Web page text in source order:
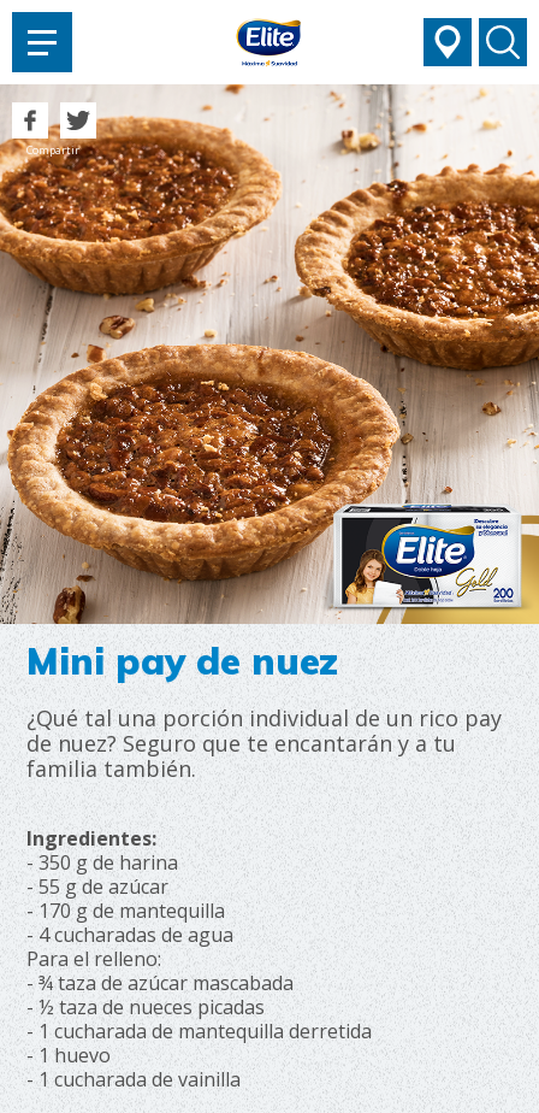
Mini pay de nuez
¿Qué tal una porción individual de un rico pay
de nuez? Seguro que te encantarán y a tu
familia también.
Compartir
Ingredientes:
- 350 g de harina
- 55 g de azúcar
- 170 g de mantequilla
- 4 cucharadas de agua
Para el relleno:
- ¾ taza de azúcar mascabada
- ½ taza de nueces picadas
- 1 cucharada de mantequilla derretida
- 1 huevo
- 1 cucharada de vainilla